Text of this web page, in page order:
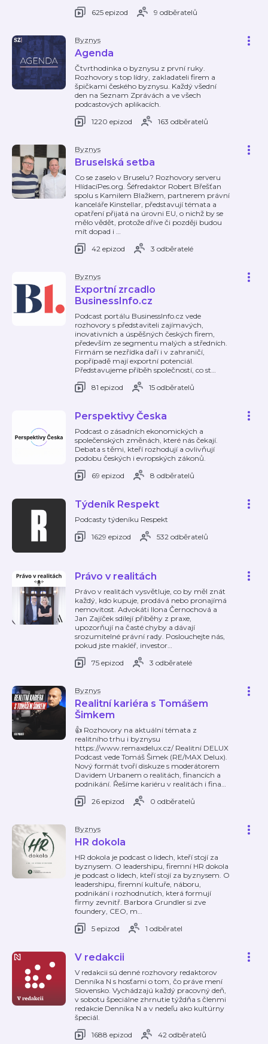
625 epizod
9 odběratelů
Byznys
Agenda
Čtvrthodinka o byznysu z první ruky.
Rozhovory s top lídry, zakladateli firem a
špičkami českého byznysu. Každý všední
den na Seznam Zprávách a ve všech
podcastových aplikacích.
1220 epizod
163 odběratelů
Byznys
Bruselská setba
Co se zaselo v Bruselu? Rozhovory serveru
HlídacíPes.org. Šéfredaktor Robert Břešťan
spolu s Kamilem Blažkem, partnerem právní
kanceláře Kinstellar, představují témata a
opatření přijatá na úrovni EU, o nichž by se
mělo vědět, protože dříve či později budou
mít dopad i …
42 epizod
3 odběratelé
Byznys
Exportní zrcadlo
BusinessInfo.cz
Podcast portálu BusinessInfo.cz vede
rozhovory s představiteli zajímavých,
inovativních a úspěšných českých firem,
především ze segmentu malých a středních.
Firmám se nezřídka daří i v zahraničí,
popřípadě mají exportní potenciál.
Představujeme příběh společností, co st…
81 epizod
15 odběratelů
Perspektivy Česka
Podcast o zásadních ekonomických a
společenských změnách, které nás čekají.
Debata s těmi, kteří rozhodují a ovlivňují
podobu českých i evropských zákonů.
69 epizod
8 odběratelů
Týdeník Respekt
Podcasty týdeníku Respekt
1629 epizod
532 odběratelů
Právo v realitách
Právo v realitách vysvětluje, co by měl znát
každý, kdo kupuje, prodává nebo pronajímá
nemovitost. Advokáti Ilona Černochová a
Jan Zajíček sdílejí příběhy z praxe,
upozorňují na časté chyby a dávají
srozumitelné právní rady. Poslouchejte nás,
pokud jste makléř, investor…
75 epizod
3 odběratelé
Byznys
Realitní kariéra s Tomášem
Šimkem
👍 Rozhovory na aktuální témata z
realitního trhu i byznysu
https://www.remaxdelux.cz/ Realitní DELUX
Podcast vede Tomáš Šimek (RE/MAX Delux).
Nový formát tvoří diskuze s moderátorem
Davidem Urbanem o realitách, financích a
podnikání. Řešíme kariéru v realitách i fina…
26 epizod
0 odběratelů
Byznys
HR dokola
HR dokola je podcast o lidech, kteří stojí za
byznysem. O leadershipu, firemní HR dokola
je podcast o lidech, kteří stojí za byznysem. O
leadershipu, firemní kultuře, náboru,
podnikání i rozhodnutích, která formují
firmy zevnitř. Barbora Grundler si zve
foundery, CEO, m…
5 epizod
1 odběratel
V redakcii
V redakcii sú denné rozhovory redaktorov
Denníka N s hosťami o tom, čo práve mení
Slovensko. Vychádzajú každý pracovný deň,
v sobotu špeciálne zhrnutie týždňa s členmi
redakcie Denníka N a v nedeľu ako kultúrny
špeciál.
1688 epizod
42 odběratelů